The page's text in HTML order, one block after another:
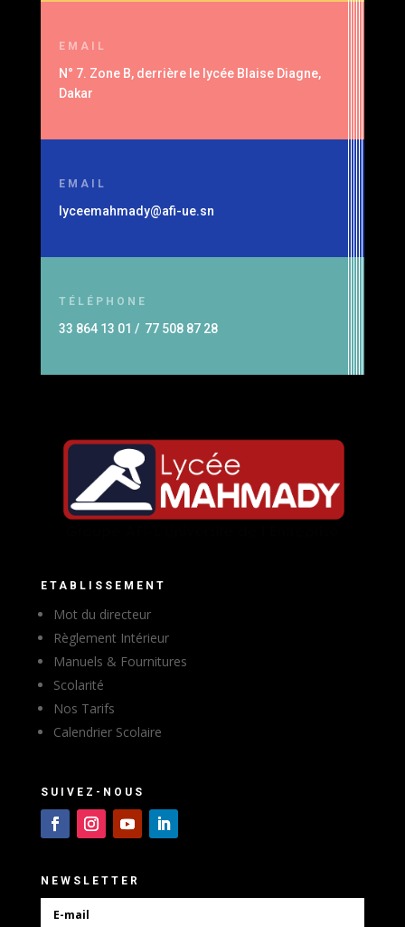
EMAIL
N° 7. Zone B, derrière le lycée Blaise Diagne,
Dakar
EMAIL
lyceemahmady@afi-ue.sn
TÉLÉPHONE
33 864 13 01 / 77 508 87 28
ETABLISSEMENT
Mot du directeur
Règlement Intérieur
Manuels & Fournitures
Scolarité
Nos Tarifs
Calendrier Scolaire
SUIVEZ-NOUS
NEWSLETTER